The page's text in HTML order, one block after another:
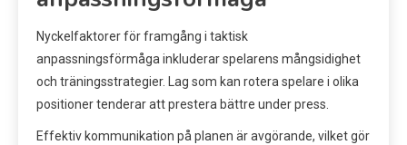
Nyckelfaktorer för framgång i taktisk
anpassningsförmåga inkluderar spelarens mångsidighet
och träningsstrategier. Lag som kan rotera spelare i olika
positioner tenderar att prestera bättre under press.
Effektiv kommunikation på planen är avgörande, vilket gör